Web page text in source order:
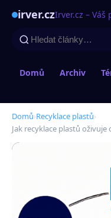
irver.czIrver.cz –
Domů Archiv
Domů›Recyklace plastů›
Jak recyklace plastů